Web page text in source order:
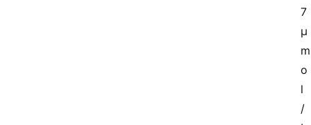
7
μ
m
o
l
/